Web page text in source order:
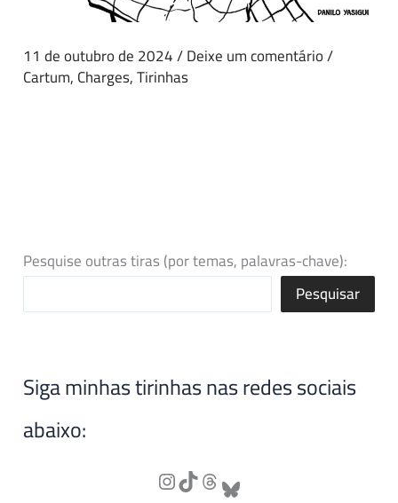
11 de outubro de 2024/Deixe um comentário/
Cartum,Charges,Tirinhas
Pesquise outras tiras (por temas, palavras-chave):
Pesquisar
Siga minhas tirinhas nas redes sociais
abaixo: